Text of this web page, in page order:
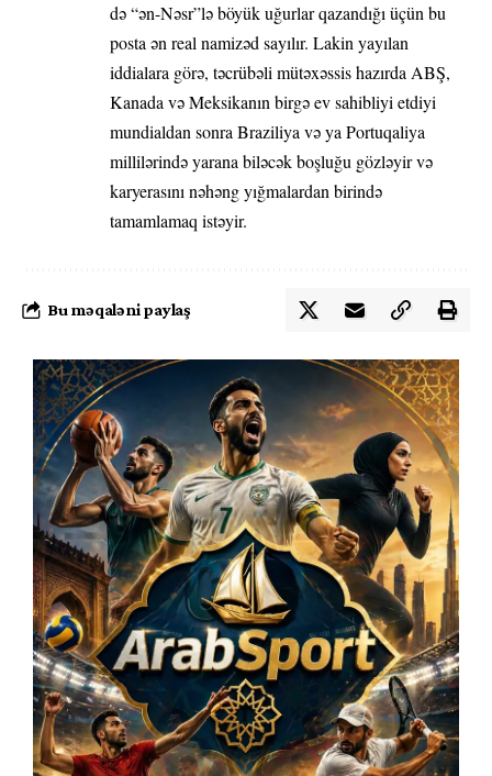
də “ən-Nəsr”lə böyük uğurlar qazandığı üçün bu
posta ən real namizəd sayılır. Lakin yayılan
iddialara görə, təcrübəli mütəxəssis hazırda ABŞ,
Kanada və Meksikanın birgə ev sahibliyi etdiyi
mundialdan sonra Braziliya və ya Portuqaliya
millilərində yarana biləcək boşluğu gözləyir və
karyerasını nəhəng yığmalardan birində
tamamlamaq istəyir.
Bu məqaləni paylaş